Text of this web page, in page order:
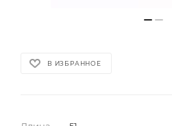
В ИЗБРАННОЕ